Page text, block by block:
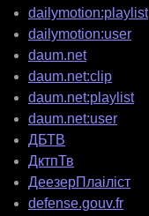
dailymotion:playlist
dailymotion:user
daum.net
daum.net:clip
daum.net:playlist
daum.net:user
ДБТВ
ДктпТв
ДеезерПлаіліст
defense.gouv.fr